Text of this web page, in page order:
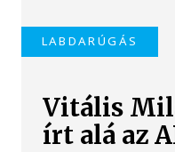
LABDARÚGÁS
Vitális
írt alá az